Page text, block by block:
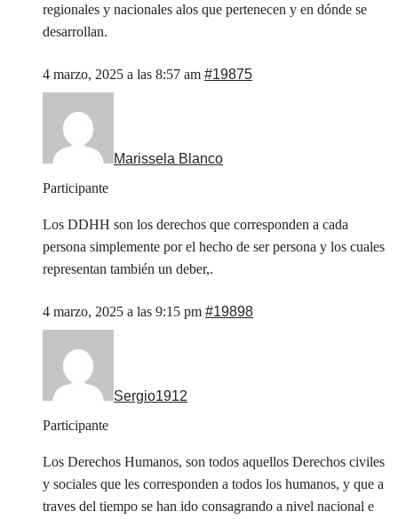
regionales y nacionales alos que pertenecen y en dónde se
desarrollan.
4 marzo, 2025 a las 8:57 am #19875
Marissela Blanco
Participante
Los DDHH son los derechos que corresponden a cada
persona simplemente por el hecho de ser persona y los cuales
representan también un deber,.
4 marzo, 2025 a las 9:15 pm #19898
Sergio1912
Participante
Los Derechos Humanos, son todos aquellos Derechos civiles
y sociales que les corresponden a todos los humanos, y que a
traves del tiempo se han ido consagrando a nivel nacional e